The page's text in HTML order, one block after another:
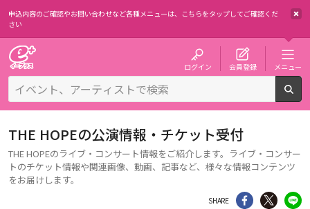
申込内容のご確認やお問い合わせなど各種メニューは、 こちらをタップしてご確認くだ
さい
ログイン 会員登録 メニュー
THE HOPEの公演情報・チケット受付
THE HOPEのライブ・コンサート情報をご紹介します。ライブ・コンサー
トのチケット情報や関連画像、動画、記事など、様々な情報コンテンツ
をお届けします。
SHARE シェア Twitter